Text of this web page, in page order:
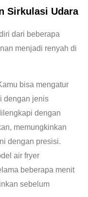
Sirkulasi Udara
dari beberapa
menjadi renyah di
bisa mengatur
dengan jenis
dengan
memungkinkan
dengan presisi.
air fryer
beberapa menit
sebelum